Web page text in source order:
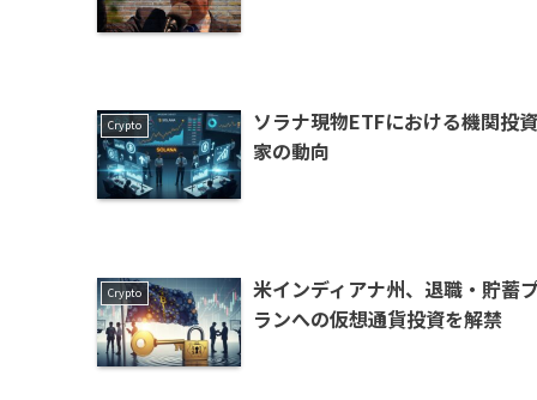
Crypto
ソラナ現物ETFにおける機関投資
家の動向
Crypto
米インディアナ州、退職・貯蓄
ランへの仮想通貨投資を解禁